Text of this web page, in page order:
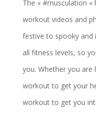
The « #musculation
workout videos and
festive to spooky and
all fitness levels, so
you. Whether you are
workout to get your
workout to get you